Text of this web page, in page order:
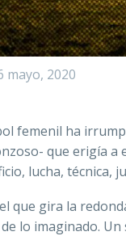
mayo, 2020
femenil ha
que erigía
lucha, técnica,
que gira la
lo imaginado.